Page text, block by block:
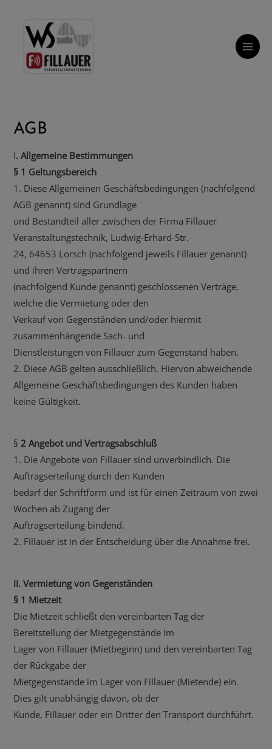
springen
Menu
AGB
I. Allgemeine Bestimmungen
§ 1 Geltungsbereich
1. Diese Allgemeinen Geschäftsbedingungen (nachfolgend
AGB genannt) sind Grundlage
und Bestandteil aller zwischen der Firma Fillauer
Veranstaltungstechnik, Ludwig-Erhard-Str.
24, 64653 Lorsch (nachfolgend jeweils Fillauer genannt)
und ihren Vertragspartnern
(nachfolgend Kunde genannt) geschlossenen Verträge,
welche die Vermietung oder den
Verkauf von Gegenständen und/oder hiermit
zusammenhängende Sach- und
Dienstleistungen von Fillauer zum Gegenstand haben.
2. Diese AGB gelten ausschließlich. Hiervon abweichende
Allgemeine Geschäftsbedingungen des Kunden haben
keine Gültigkeit.
§ 2 Angebot und Vertragsabschluß
1. Die Angebote von Fillauer sind unverbindlich. Die
Auftragserteilung durch den Kunden
bedarf der Schriftform und ist für einen Zeitraum von zwei
Wochen ab Zugang der
Auftragserteilung bindend.
2. Fillauer ist in der Entscheidung über die Annahme frei.
II. Vermietung von Gegenständen
§ 1 Mietzeit
Die Mietzeit schließt den vereinbarten Tag der
Bereitstellung der Mietgegenstände im
Lager von Fillauer (Mietbeginn) und den vereinbarten Tag
der Rückgabe der
Mietgegenstände im Lager von Fillauer (Mietende) ein.
Dies gilt unabhängig davon, ob der
Kunde, Fillauer oder ein Dritter den Transport durchführt.